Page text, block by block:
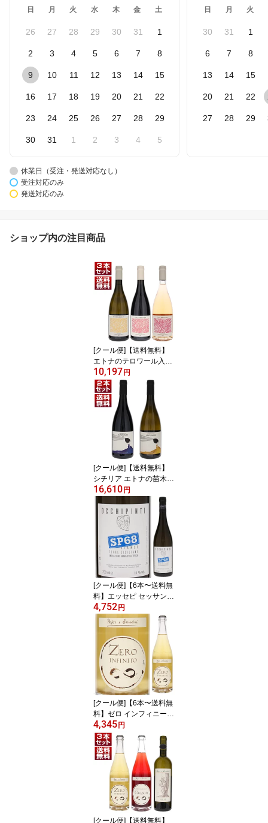
日 月 火 水 木 金 土
26 27 28 29 30 31 1
2 3 4 5 6 7 8
9 10 11 12 13 14 15
16 17 18 19 20 21 22
23 24 25 26 27 28 29
30 31 1 2 3 4 5
日 月 火
30 31 1
6 7 8
13 14 15
20 21 22
27 28 29
休業日（受注・発送対応なし）
受注対応のみ
発送対応のみ
ショップ内の注目商品
[クール便]【送料無料】
エトナのテロワール入門
に最適！「ピエトラドル
チェ」のエレガンスを堪
能するエントリーキュヴ
ェ赤白ロゼ3本セット ワ
インセット 赤白ロゼ (75
0ml×3) イタリア 確認 果
実味 御中元 暑中見舞い
残暑見舞い
10,197 円
[クール便]【送料無料】
シチリア エトナの苗木業
4代目が手がける「ピエ
トラドルチェ」上級キュ
ヴェ赤白2本セット ワイ
ンセット 赤白 (750ml×2)
イタリア 確認 御中元 暑
中見舞い 残暑見舞い
16,610 円
[クール便]【6本〜送料無
料】エッセピ セッサント
ット(SP68) ビアンコ 20
25 アリアンナ オッキピ
ンティ 白ワイン イタリ
ア 750ml ジビッボ シチ
リア 御中元 暑中見舞い
残暑見舞い
4,752 円
[クール便]【6本〜送料無
料】ゼロ インフィニート
2025 ポイエル エ サンド
リ 微発泡 白ワイン イタ
リア 750ml 自然派 ソラ
リス トレンティーノ ア
ルト アディジェ フレッ
シュ 御中元 暑中見舞い
残暑見舞い
4,345 円
[クール便]【送料無料】